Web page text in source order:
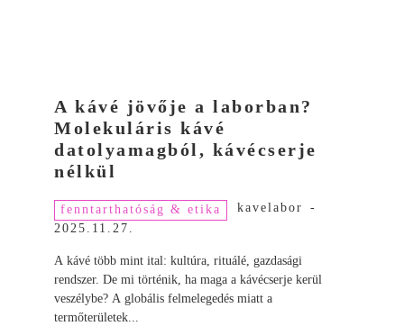
A kávé jövője a laborban?
Molekuláris kávé
datolyamagból, kávécserje
nélkül
fenntarthatóság & etika kavelabor
-
2025.11.27.
A kávé több mint ital: kultúra, rituálé, gazdasági
rendszer. De mi történik, ha maga a kávécserje kerül
veszélybe? A globális felmelegedés miatt a
termőterületek...